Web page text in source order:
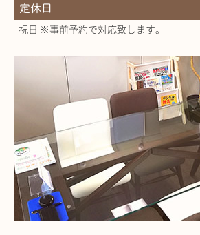
定休日
祝日 ※事前予約で対応致します。